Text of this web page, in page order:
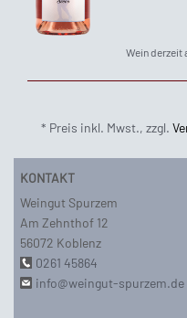
Wein derzeit
* Preis inkl. Mwst., zzgl.
KONTAKT
Weingut Spurzem
Am Zehnthof 12
56072 Koblenz
0261 45864
info@weingut-spurzem.de